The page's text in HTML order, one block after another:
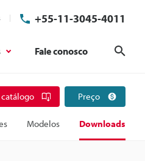
+55-11-3045-4011
Fale conosco
catálogo Preço
Modelos Downloads